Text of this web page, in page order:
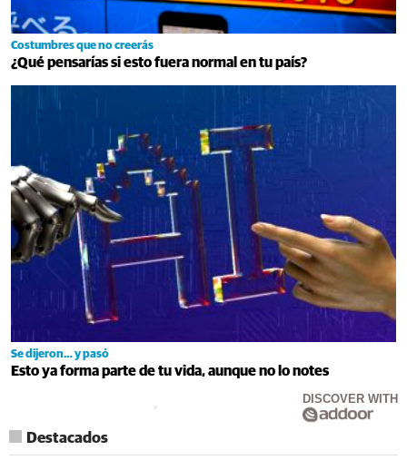
Costumbres que no creerás
¿Qué pensarías si esto fuera normal en tu país?
Se dijeron… y pasó
Esto ya forma parte de tu vida, aunque no lo notes
DISCOVER WITH
Destacados